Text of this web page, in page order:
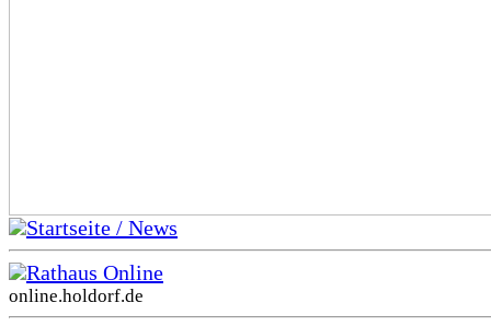
Startseite / News
Rathaus Online
online.holdorf.de